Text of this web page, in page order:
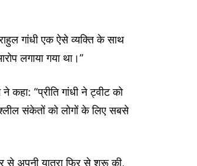
गांधी एक ऐसे व्यक्ति के साथ
लगाया गया था।”
“प्रीति गांधी ने ट्वीट को
संकेतों को लोगों के लिए सबसे
से अपनी यात्रा फिर से शुरू की,